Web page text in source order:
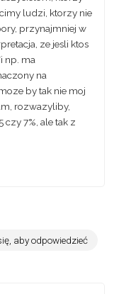
ludzi, ktorzy nie
przynajmniej w
ze jesli ktos
np. ma
na
by tak nie moj
rozwazyliby,
czy 7%, ale tak z
aby odpowiedzieć